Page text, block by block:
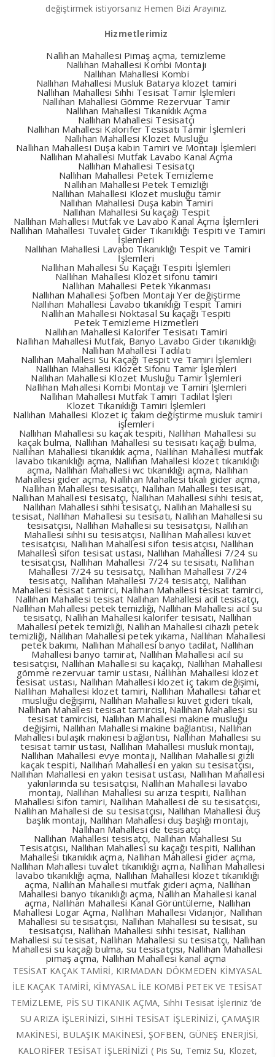
değiştirmek istiyorsanız Hemen Bizi Arayınız.
Hizmetlerimiz
Nallıhan Mahallesi Pimaş açma, temizleme
Nallıhan Mahallesi Kombi Montajı
Nallıhan Mahallesi Kombi
Nallıhan Mahallesi Musluk Batarya klozet tamiri
Nallıhan Mahallesi Sıhhi Tesisat Tamir İşlemleri
Nallıhan Mahallesi Gömme Rezervuar Tamir
Nallıhan Mahallesi Tıkanıklık Açma
Nallıhan Mahallesi Tesisatçı
Nallıhan Mahallesi Kalorifer Tesisatı Tamir İşlemleri
Nallıhan Mahallesi Klozet Musluğu
Nallıhan Mahallesi Duşa kabin Tamiri ve Montajı İşlemleri
Nallıhan Mahallesi Mutfak Lavabo Kanal Açma
Nallıhan Mahallesi Tesisatçı
Nallıhan Mahallesi Petek Temizleme
Nallıhan Mahallesi Petek Temizliği
Nallıhan Mahallesi Klozet musluğu tamir
Nallıhan Mahallesi Duşa kabin Tamiri
Nallıhan Mahallesi Su kaçağı Tespit
Nallıhan Mahallesi Mutfak ve Lavabo Kanal Açma İşlemleri
Nallıhan Mahallesi Tuvalet Gider Tıkanıklığı Tespiti ve Tamiri
İşlemleri
Nallıhan Mahallesi Lavabo Tıkanıklığı Tespit ve Tamiri
İşlemleri
Nallıhan Mahallesi Su Kaçağı Tespiti İşlemleri
Nallıhan Mahallesi Klozet sifonu tamiri
Nallıhan Mahallesi Petek Yıkanması
Nallıhan Mahallesi Şofben Montajı Yer değiştirme
Nallıhan Mahallesi Lavabo tıkanıklığı Tespit Tamiri
Nallıhan Mahallesi Noktasal Su kaçağı Tespiti
Petek Temizleme Hizmetleri
Nallıhan Mahallesi Kalorifer Tesisatı Tamiri
Nallıhan Mahallesi Mutfak, Banyo Lavabo Gider tıkanıklığı
Nallıhan Mahallesi Tadilatı
Nallıhan Mahallesi Su Kaçağı Tespit ve Tamiri İşlemleri
Nallıhan Mahallesi Klozet Sifonu Tamir İşlemleri
Nallıhan Mahallesi Klozet Musluğu Tamir İşlemleri
Nallıhan Mahallesi Kombi Montajı ve Tamiri İşlemleri
Nallıhan Mahallesi Mutfak Tamiri Tadilat İşleri
Klozet Tıkanıklığı Tamiri İşlemleri
Nallıhan Mahallesi Klozet iç takım değiştirme musluk tamiri
işlemleri
Nallıhan Mahallesi su kaçak tespiti, Nallıhan Mahallesi su
kaçak bulma, Nallıhan Mahallesi su tesisatı kaçağı bulma,
Nallıhan Mahallesi tıkanıklık açma, Nallıhan Mahallesi mutfak
lavabo tıkanıklığı açma, Nallıhan Mahallesi klozet tıkanıklığı
açma, Nallıhan Mahallesi wc tıkanıklığı açma, Nallıhan
Mahallesi gider açma, Nallıhan Mahallesi tıkalı gider açma,
Nallıhan Mahallesi tesisatçı, Nallıhan Mahallesi tesisat,
Nallıhan Mahallesi tesisatçı, Nallıhan Mahallesi sıhhi tesisat,
Nallıhan Mahallesi sıhhi tesisatçı, Nallıhan Mahallesi su
tesisat, Nallıhan Mahallesi su tesisatı, Nallıhan Mahallesi su
tesisatçısı, Nallıhan Mahallesi su tesisatçısı, Nallıhan
Mahallesi sıhhi su tesisatçısı, Nallıhan Mahallesi küvet
tesisatçısı, Nallıhan Mahallesi sifon tesisatçısı, Nallıhan
Mahallesi sifon tesisat ustası, Nallıhan Mahallesi 7/24 su
tesisatçısı, Nallıhan Mahallesi 7/24 su tesisatı, Nallıhan
Mahallesi 7/24 su tesisatçı, Nallıhan Mahallesi 7/24
tesisatçı, Nallıhan Mahallesi 7/24 tesisatçı, Nallıhan
Mahallesi tesisat tamirci, Nallıhan Mahallesi tesisat tamirci,
Nallıhan Mahallesi tesisat Nallıhan Mahallesi acil tesisatçı,
Nallıhan Mahallesi petek temizliği, Nallıhan Mahallesi acil su
tesisatçı, Nallıhan Mahallesi kalorifer tesisatı, Nallıhan
Mahallesi petek temizliği, Nallıhan Mahallesi cihazlı petek
temizliği, Nallıhan Mahallesi petek yıkama, Nallıhan Mahallesi
petek bakımı, Nallıhan Mahallesi banyo tadilat, Nallıhan
Mahallesi banyo tamirat, Nallıhan Mahallesi acil su
tesisatçısı, Nallıhan Mahallesi su kaçakçı, Nallıhan Mahallesi
gömme rezervuar tamir ustası, Nallıhan Mahallesi klozet
tesisat ustası, Nallıhan Mahallesi klozet iç takım değişimi,
Nallıhan Mahallesi klozet tamiri, Nallıhan Mahallesi taharet
musluğu değişimi, Nallıhan Mahallesi küvet gideri tıkalı,
Nallıhan Mahallesi tesisat tamircisi, Nallıhan Mahallesi su
tesisat tamircisi, Nallıhan Mahallesi makine musluğu
değişimi, Nallıhan Mahallesi makine bağlantısı, Nallıhan
Mahallesi bulaşık makinesi bağlantısı, Nallıhan Mahallesi su
tesisat tamir ustası, Nallıhan Mahallesi musluk montajı,
Nallıhan Mahallesi evye montajı, Nallıhan Mahallesi gizli
kaçak tespiti, Nallıhan Mahallesi en yakın su tesisatçısı,
Nallıhan Mahallesi en yakın tesisat ustası, Nallıhan Mahallesi
yakınlarında su tesisatçısı, Nallıhan Mahallesi lavabo
montajı, Nallıhan Mahallesi su arıza tespiti, Nallıhan
Mahallesi sifon tamiri, Nallıhan Mahallesi de su tesisatçısı,
Nallıhan Mahallesi de su tesisatçısı, Nallıhan Mahallesi duş
başlık montajı, Nallıhan Mahallesi duş başlığı montajı,
Nallıhan Mahallesi de tesisatçı
Nallıhan Mahallesi tesisatçı, Nallıhan Mahallesi Su
Tesisatçısı, Nallıhan Mahallesi su kaçağı tespiti, Nallıhan
Mahallesi tıkanıklık açma, Nallıhan Mahallesi gider açma,
Nallıhan Mahallesi tuvalet tıkanıklığı açma, Nallıhan Mahallesi
lavabo tıkanıklığı açma, Nallıhan Mahallesi klozet tıkanıklığı
açma, Nallıhan Mahallesi mutfak gideri açma, Nallıhan
Mahallesi banyo tıkanıklığı açma, Nallıhan Mahallesi kanal
açma, Nallıhan Mahallesi Kanal Görüntüleme, Nallıhan
Mahallesi Logar Açma, Nallıhan Mahallesi Vidanjör, Nallıhan
Mahallesi su tesisatçısı, Nallıhan Mahallesi su tesisat, su
tesisatçısı, Nallıhan Mahallesi sıhhi tesisat, Nallıhan
Mahallesi su tesisat, Nallıhan Mahallesi su tesisatçı, Nallıhan
Mahallesi su kaçağı bulma, su tesisatçısı, Nallıhan Mahallesi
pimaş açma, Nallıhan Mahallesi kanal açma
TESİSAT KAÇAK TAMİRİ, KIRMADAN DÖKMEDEN KİMYASAL
İLE KAÇAK TAMİRİ, KİMYASAL İLE KOMBİ PETEK VE TESİSAT
TEMİZLEME, PİS SU TIKANIK AÇMA, Sıhhi Tesisat İşleriniz ‘de
SU ARIZA İŞLERİNİZİ, SIHHİ TESİSAT İŞLERİNİZİ, ÇAMAŞIR
MAKİNESİ, BULAŞIK MAKİNESİ, ŞOFBEN, GÜNEŞ ENERJİSİ,
KALORİFER TESİSAT İŞLERİNİZİ ( Pis Su, Temiz Su, Klozet,